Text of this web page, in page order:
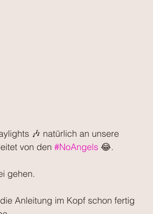
🎶 natürlich an unsere
von den #NoAngels 😂.
gehen.
Anleitung im Kopf schon fertig